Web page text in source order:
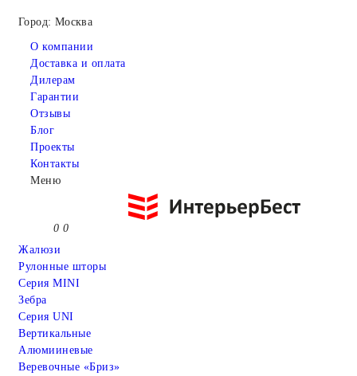
Город: Москва
О компании
Доставка и оплата
Дилерам
Гарантии
Отзывы
Блог
Проекты
Контакты
Меню
0 0
Жалюзи
Рулонные шторы
Серия MINI
Зебра
Серия UNI
Вертикальные
Алюмииневые
Веревочные «Бриз»